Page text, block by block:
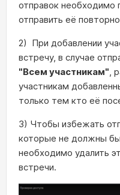
отправок необходимо
отправить её
2) При добавлении
встречу, в случае
"Всем участникам",
участникам
только тем кто её
3) Чтобы избежать
которые не должны
необходимо удалить
встречи.